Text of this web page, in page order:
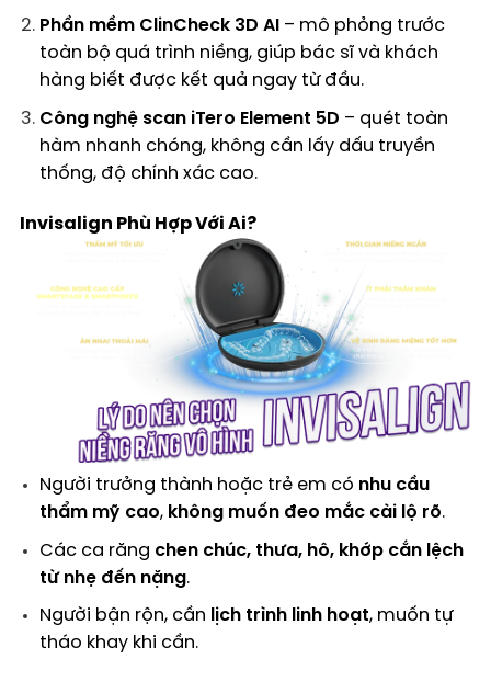
Phần mềm ClinCheck 3D AI – mô phỏng trước
toàn bộ quá trình niềng, giúp bác sĩ và khách
hàng biết được kết quả ngay từ đầu.
Công nghệ scan iTero Element 5D – quét toàn
hàm nhanh chóng, không cần lấy dấu truyền
thống, độ chính xác cao.
Invisalign Phù Hợp Với Ai?
Người trưởng thành hoặc trẻ em có nhu cầu
thẩm mỹ cao, không muốn đeo mắc cài lộ rõ.
Các ca răng chen chúc, thưa, hô, khớp cắn lệch
từ nhẹ đến nặng.
Người bận rộn, cần lịch trình linh hoạt, muốn tự
tháo khay khi cần.